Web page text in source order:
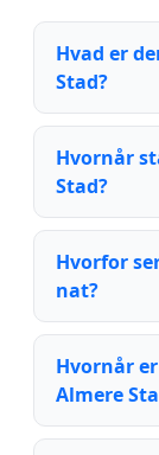
Hvad er
Stad?
Hvornår
Stad?
Hvorfor
nat?
Hvornår
Almere